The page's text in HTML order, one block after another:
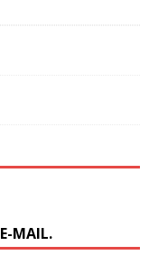
MAIL.